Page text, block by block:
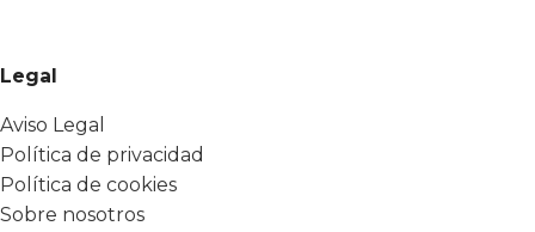
Legal
Aviso Legal
Política de privacidad
Política de cookies
Sobre nosotros